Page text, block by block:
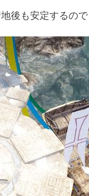
後も安定するので